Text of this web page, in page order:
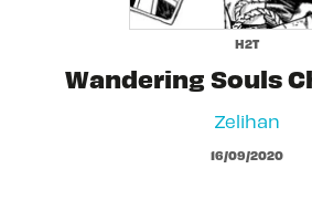
H2T
Wandering Souls
Zelihan
16/09/2020